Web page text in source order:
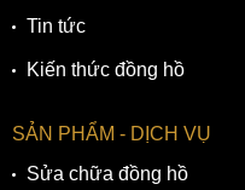
Tin tức
Kiến thức đồng hồ
SẢN PHẨM - DỊCH VỤ
Sửa chữa đồng hồ